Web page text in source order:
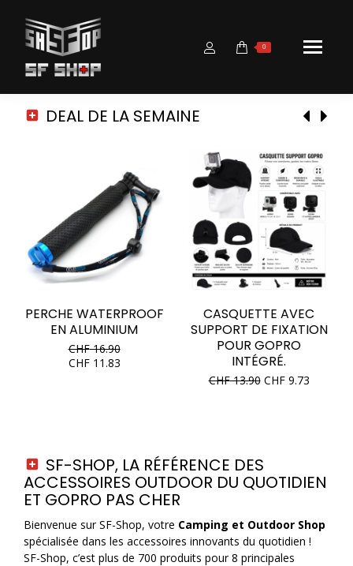
0
DEAL DE LA SEMAINE
PERCHE WATERPROOF
EN ALUMINIUM
CHF16.90
CHF11.83
CASQUETTE AVEC
SUPPORT DE FIXATION
POUR GOPRO
INTÉGRÉ.
CHF13.90 CHF9.73
SF-SHOP, LA RÉFÉRENCE DES
ACCESSOIRES OUTDOOR DU QUOTIDIEN
ET GOPRO PAS CHER
Bienvenue sur SF-Shop, votre Camping et Outdoor Shop
spécialisée dans les accessoires innovants du quotidien !
SF-Shop, c’est plus de 700 produits pour 8 principales